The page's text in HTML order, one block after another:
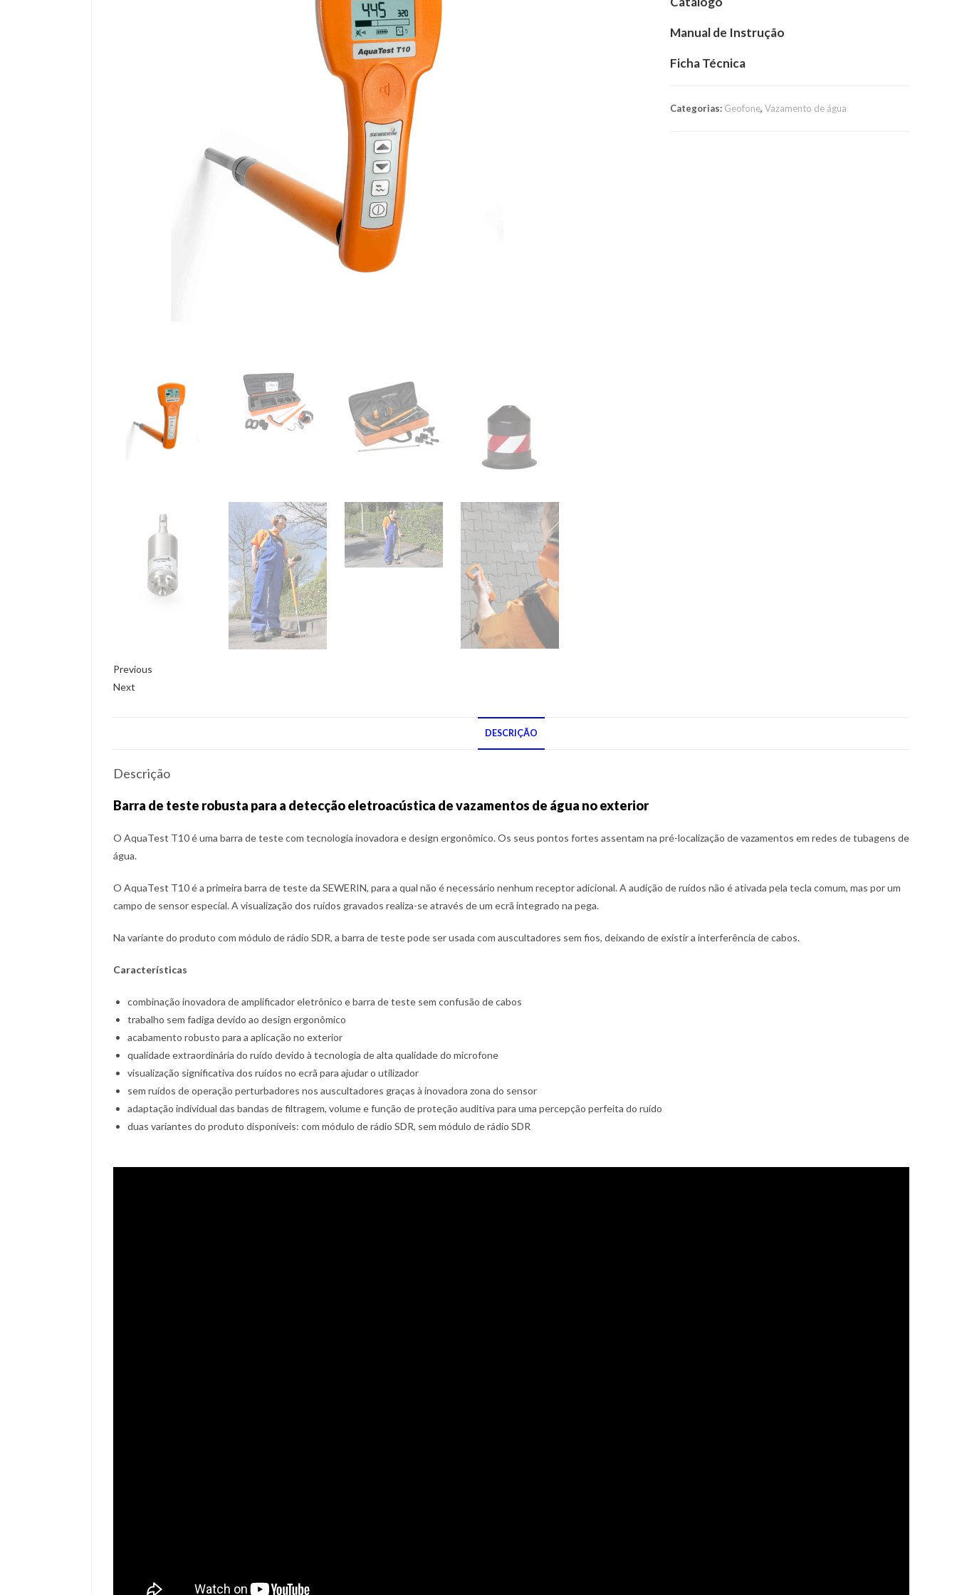
Previous
Next
Manual de Instrução
Ficha Técnica
Categorias: Geofone,Vazamento de água
DESCRIÇÃO
Descrição
Barra de teste robusta para a detecção eletroacústica de vazamentos de água no exterior
O AquaTest T10 é uma barra de teste com tecnologia inovadora e design ergonômico. Os seus pontos fortes assentam na pré-localização de vazamentos em redes de tubagens de
água.
O AquaTest T10 é a primeira barra de teste da SEWERIN, para a qual não é necessário nenhum receptor adicional. A audição de ruídos não é ativada pela tecla comum, mas por um
campo de sensor especial. A visualização dos ruídos gravados realiza-se através de um ecrã integrado na pega.
Na variante do produto com módulo de rádio SDR, a barra de teste pode ser usada com auscultadores sem fios, deixando de existir a interferência de cabos.
Características
combinação inovadora de amplificador eletrônico e barra de teste sem confusão de cabos
trabalho sem fadiga devido ao design ergonômico
acabamento robusto para a aplicação no exterior
qualidade extraordinária do ruído devido à tecnologia de alta qualidade do microfone
visualização significativa dos ruídos no ecrã para ajudar o utilizador
sem ruídos de operação perturbadores nos auscultadores graças à inovadora zona do sensor
adaptação individual das bandas de filtragem, volume e função de proteção auditiva para uma percepção perfeita do ruído
duas variantes do produto disponíveis: com módulo de rádio SDR, sem módulo de rádio SDR